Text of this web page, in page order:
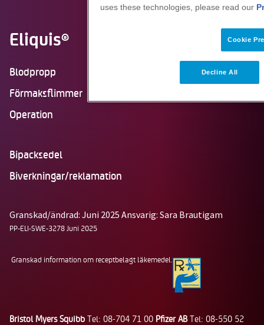
Eliquis®
Blodpropp
Förmaksflimmer
Operation
Bipacksedel
Biverkningar/reklamation
Granskad/ändrad: Juni 2025 Ansvarig: Sara Brautigam
PP-ELI-SWE-3278 Juni 2025
Granskad information om receptbelagt läkemedel.
Bristol Myers SquibbTel: 08-704 71 00 Pfizer ABTel: 08-550 52
uses these technologies, please read our
Cookie
Decline All